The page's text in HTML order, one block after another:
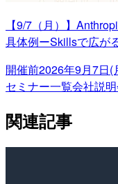
【9/7（月）】
具体例ーSkillsで広が
開催前2026年9月7日(
セミナー一覧会社説
関連記事